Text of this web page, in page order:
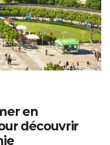
en
découvrir